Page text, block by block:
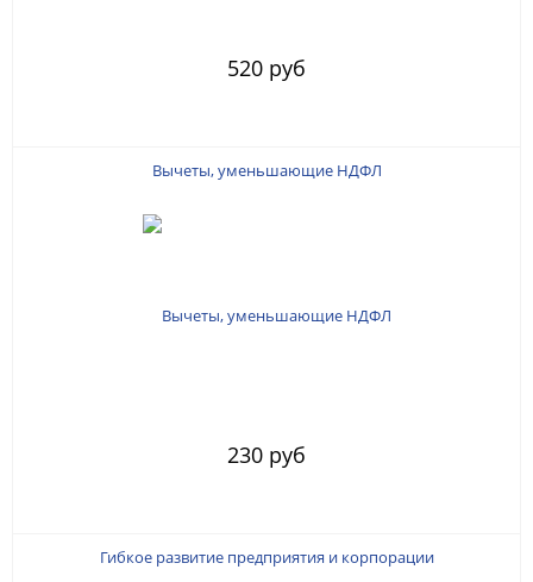
520 руб
Вычеты, уменьшающие НДФЛ
230 руб
Гибкое развитие предприятия и корпорации